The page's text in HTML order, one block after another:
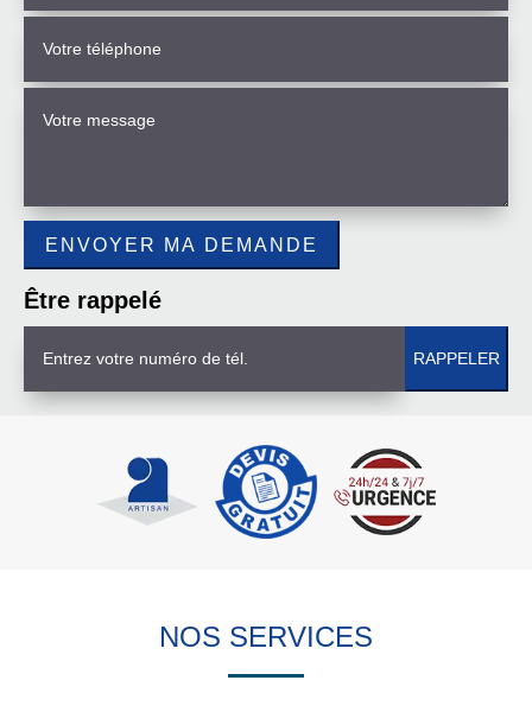
Être rappelé
NOS SERVICES